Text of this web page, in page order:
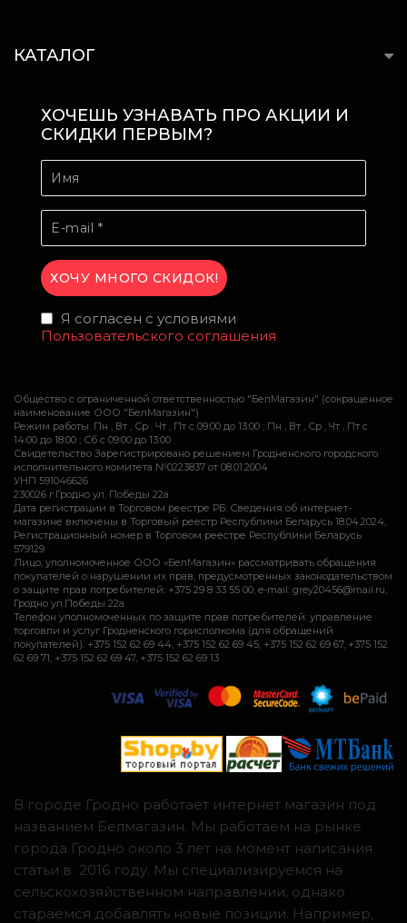
КАТАЛОГ
ХОЧЕШЬ УЗНАВАТЬ ПРО АКЦИИ И
СКИДКИ ПЕРВЫМ?
Я согласен с условиями
Пользовательского соглашения
Общество с ограниченной ответственностью "БелМагазин" (сокращенное
наименование ООО "БелМагазин")
Режим работы: Пн , Вт , Ср , Чт , Пт c 09:00 до 13:00 ; Пн , Вт , Ср , Чт , Пт c
14:00 до 18:00 ; Сб c 09:00 до 13:00
Свидетельство Зарегистрировано решением Гродненского городского
исполнительного комитета №0223837 от 08.01.2004
УНП 591046626
230026 г.Гродно ул. Победы 22а
Дата регистрации в Торговом реестре РБ: Сведения об интернет-
магазине включены в Торговый реестр Республики Беларусь 18.04.2024,
Регистрационный номер в Торговом реестре Республики Беларусь
579129
Лицо, уполномоченное ООО «БелМагазин» рассматривать обращения
покупателей о нарушении их прав, предусмотренных законодательством
о защите прав потребителей: +375 29 8 33 55 00, e-mail: grey20456@mail.ru,
Гродно ул.Победы 22а
Телефон уполномоченных по защите прав потребителей: управление
торговли и услуг Гродненского горисполкома (для обращений
покупателей): +375 152 62 69 44, +375 152 62 69 45, +375 152 62 69 67, +375 152
62 69 71, +375 152 62 69 47, +375 152 62 69 13
В городе Гродно работает интернет магазин под
названием Белмагазин. Мы работаем на рынке
города Гродно около 3 лет на момент написания
статьи в 2016 году. Мы специализируемся на
сельскохозяйственном направлении, однако
стараемся добавлять новые позиции. Например,